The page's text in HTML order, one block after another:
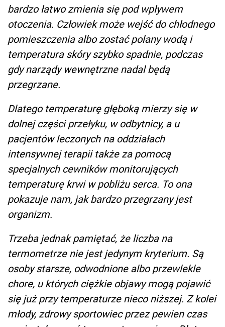
bardzo łatwo zmienia się pod wpływem
otoczenia. Człowiek może wejść do chłodnego
pomieszczenia albo zostać polany wodą i
temperatura skóry szybko spadnie, podczas
gdy narządy wewnętrzne nadal będą
przegrzane.
Dlatego temperaturę głęboką mierzy się w
dolnej części przełyku, w odbytnicy, a u
pacjentów leczonych na oddziałach
intensywnej terapii także za pomocą
specjalnych cewników monitorujących
temperaturę krwi w pobliżu serca. To ona
pokazuje nam, jak bardzo przegrzany jest
organizm.
Trzeba jednak pamiętać, że liczba na
termometrze nie jest jedynym kryterium. Są
osoby starsze, odwodnione albo przewlekle
chore, u których ciężkie objawy mogą pojawić
się już przy temperaturze nieco niższej. Z kolei
młody, zdrowy sportowiec przez pewien czas